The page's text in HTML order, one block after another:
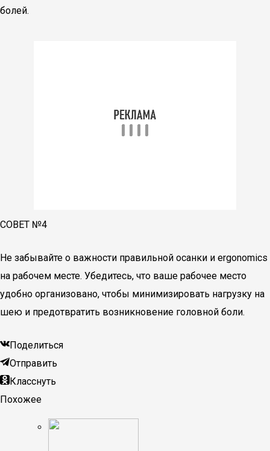
болей.
СОВЕТ №4
Не забывайте о важности правильной осанки и ergonomics
на рабочем месте. Убедитесь, что ваше рабочее место
удобно организовано, чтобы минимизировать нагрузку на
шею и предотвратить возникновение головной боли.
Поделиться
Отправить
Класснуть
Похожее